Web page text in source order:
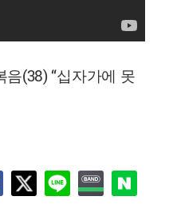
(38) “십자가에 못